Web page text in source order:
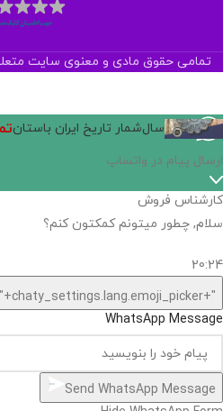
تمامی حقوق مادی و معنوی سایت
سال‌شمار تاریخ ایران باستان
اگر
نیست,
شاید
بتونیم
تهیه
Hide